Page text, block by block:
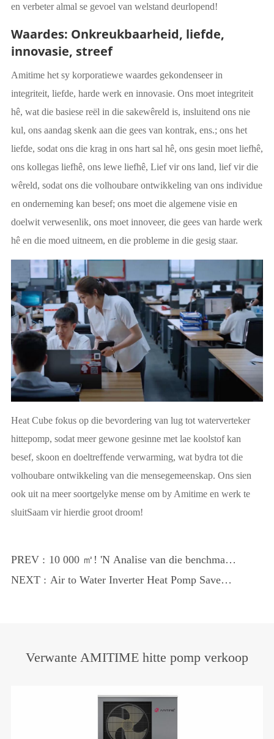
en verbeter almal se gevoel van welstand deurlopend!
Waardes: Onkreukbaarheid, liefde,
innovasie, streef
Amitime het sy korporatiewe waardes gekondenseer in
integriteit, liefde, harde werk en innovasie. Ons moet integriteit
hê, wat die basiese reël in die sakewêreld is, insluitend ons nie
kul, ons aandag skenk aan die gees van kontrak, ens.; ons het
liefde, sodat ons die krag in ons hart sal hê, ons gesin moet liefhê,
ons kollegas liefhê, ons lewe liefhê, Lief vir ons land, lief vir die
wêreld, sodat ons die volhoubare ontwikkeling van ons individue
en onderneming kan besef; ons moet die algemene visie en
doelwit verwesenlik, ons moet innoveer, die gees van harde werk
hê en die moed uitneem, en die probleme in die gesig staar.
Heat Cube fokus op die bevordering van lug tot waterverteker
hittepomp, sodat meer gewone gesinne met lae koolstof kan
besef, skoon en doeltreffende verwarming, wat bydra tot die
volhoubare ontwikkeling van die mensegemeenskap. Ons sien
ook uit na meer soortgelyke mense om by Amitime en werk te
sluitSaam vir hierdie groot droom!
PREV : 10 000 ㎡! 'N Analise van die benchmark-
saak vir die "Amitime Beste
NEXT : Air to Water Inverter Heat Pomp Save
Verwante AMITIME hitte pomp verkoop